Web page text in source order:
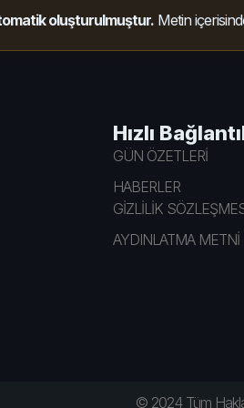
oluşturulmuştur. Metin
Hızlı
GÜN ÖZETLERİ
HABERLER
GİZLİLİK
AYDINLATMA METNİ
© 2024 Tüm